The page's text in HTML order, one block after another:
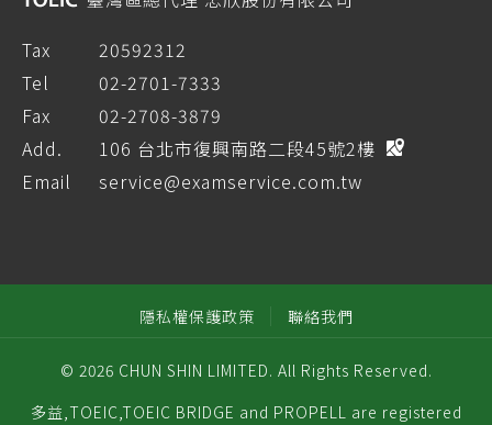
Tax
20592312
Tel
02-2701-7333
Fax
02-2708-3879
Add.
106 台北市復興南路二段45號2樓
Email
service@examservice.com.tw
隱私權保護政策 聯絡我們
© 2026 CHUN SHIN LIMITED. All Rights Reserved.
多益,TOEIC,TOEIC BRIDGE and PROPELL are registered